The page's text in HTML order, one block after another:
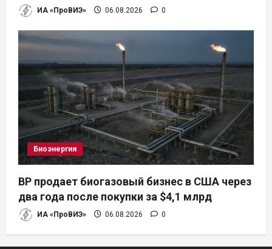
ИА «ПроВИЭ» 06.08.2026 0
Биоэнергия
BP продает биогазовый бизнес в США через
два года после покупки за $4,1 млрд
ИА «ПроВИЭ» 06.08.2026 0